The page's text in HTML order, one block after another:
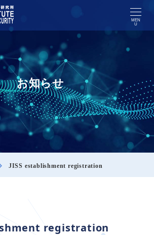
MEN
U
お知らせ
JISS establishment registration
registration